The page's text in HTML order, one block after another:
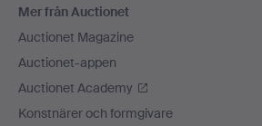
Mer från Auctionet
Auctionet Magazine
Auctionet-appen
Auctionet Academy
Konstnärer och formgivare